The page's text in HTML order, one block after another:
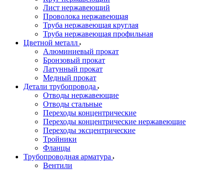
Лист нержавеющий
Проволока нержавеющая
Труба нержавеющая круглая
Труба нержавеющая профильная
Цветной металл
Алюминиевый прокат
Бронзовый прокат
Латунный прокат
Медный прокат
Детали трубопровода
Отводы нержавеющие
Отводы стальные
Переходы концентрические
Переходы концентрические нержавеющие
Переходы эксцентрические
Тройники
Фланцы
Трубопроводная арматура
Вентили